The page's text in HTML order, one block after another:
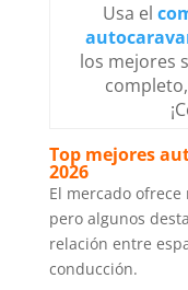
Usa el
los mejores
Top mejores
2026
El mercado
pero algunos
relación entre
conducción.